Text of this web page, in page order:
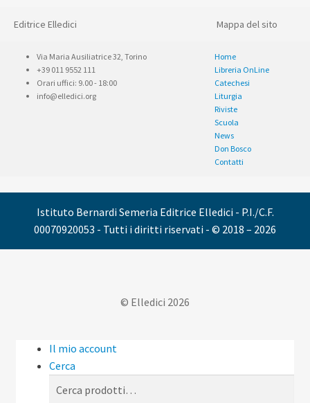
Editrice Elledici Mappa del sito
Via Maria Ausiliatrice 32, Torino
+39 011 9552 111
Orari uffici: 9.00 - 18:00
info@elledici.org
Home
Libreria OnLine
Catechesi
Liturgia
Riviste
Scuola
News
Don Bosco
Contatti
Istituto Bernardi Semeria Editrice Elledici - P.I./C.F.
00070920053 - Tutti i diritti riservati - © 2018 – 2026
© Elledici 2026
Il mio account
Cerca